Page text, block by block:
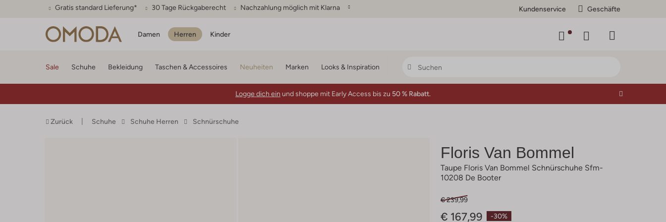
Gratis standard Lieferung* 30 Tage Rückgaberecht Nachzahlung möglich mit Klarna Kundenservice Geschäfte
Damen Herren Kinder
Sale Schuhe Bekleidung Taschen & Accessoires Neuheiten Marken Looks & Inspiration
Logge dich ein und shoppe mit Early Access bis zu 50 % Rabatt.
Zurück Schuhe Schuhe Herren Schnürschuhe
Floris Van Bommel
Taupe Floris Van Bommel Schnürschuhe Sfm-
10208 De Booter
-30%
€ 239,99
€ 167,99